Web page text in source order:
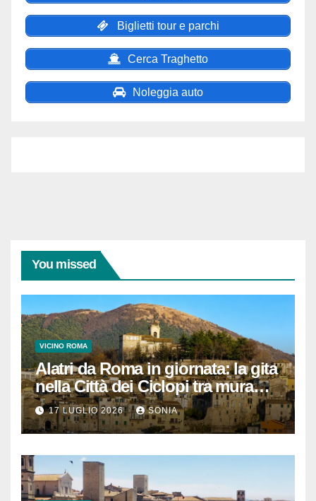
Biglietti tour e parchi
Cerca Traghetto
Noleggia auto
You missed
VICINO ROMA
Alatri da Roma in giornata: la gita
nella Città dei Ciclopi tra mura
megalitiche, vicoli medievali e
panorami di Ciociaria
17 LUGLIO 2026 SONIA